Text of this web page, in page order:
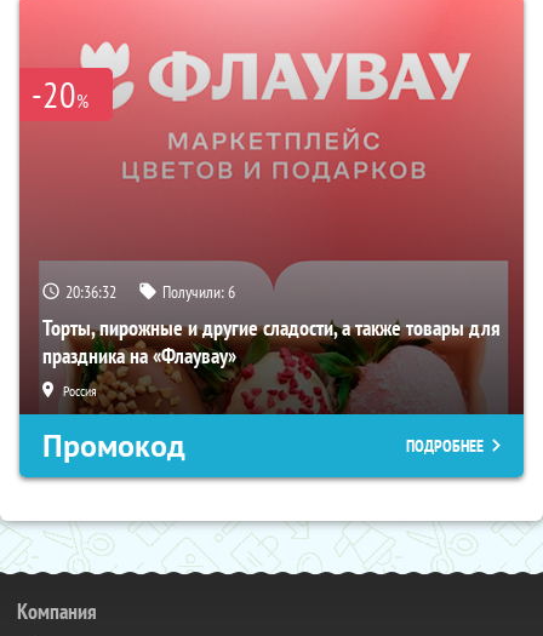
-20%
20:36:31 Получили:6
Торты, пирожные и другие сладости, а также товары для
праздника на «Флаувау»
Россия
Промокод ПОДРОБНЕЕ
Компания